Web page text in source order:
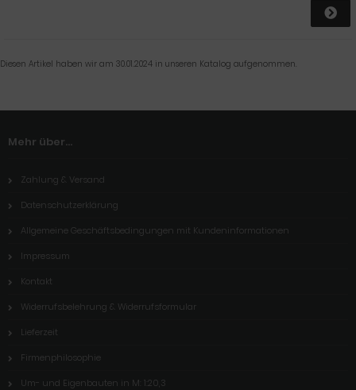
Diesen Artikel haben wir am 30.01.2024 in unseren Katalog aufgenommen.
Mehr über...
Zahlung & Versand
Datenschutzerklärung
Allgemeine Geschäftsbedingungen mit Kundeninformationen
Impressum
Kontakt
Widerrufsbelehrung & Widerrufsformular
Lieferzeit
Firmenphilosophie
Um- und Eigenbauten in M: 1:20,3